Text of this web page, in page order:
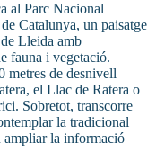
al Parc Nacional
Catalunya, un paisatge
Lleida amb
fauna i vegetació.
metres de desnivell
el Llac de Ratera o
Sobretot, transcorre
la tradicional
ampliar la informació